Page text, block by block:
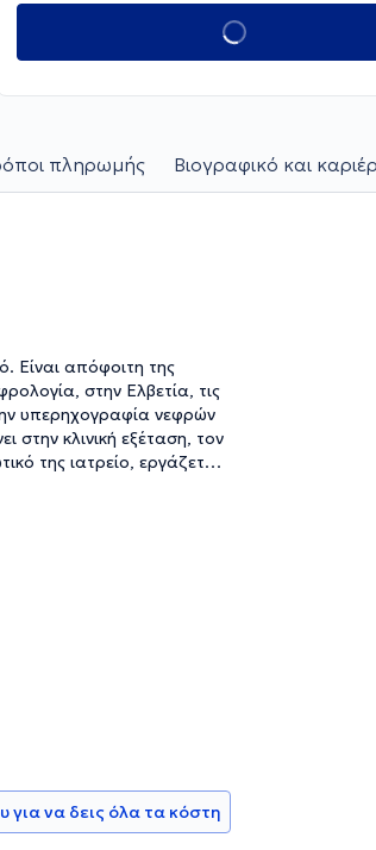
πληρωμής Βιογραφικό και
Είναι απόφοιτη της
στην Ελβετία, τις
υπερηχογραφία νεφρών
στην κλινική εξέταση, τον
της ιατρείο, εργάζεται
του Γενικού
για να δεις όλα τα κόστη